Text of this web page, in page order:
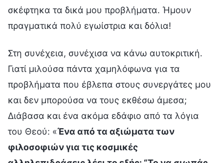
σκέφτηκα τα δικά μου προβλήματα. Ήμουν
πραγματικά πολύ εγωίστρια και δόλια!
Στη συνέχεια, συνέχισα να κάνω αυτοκριτική.
Γιατί μιλούσα πάντα χαμηλόφωνα για τα
προβλήματα που έβλεπα στους συνεργάτες μου
και δεν μπορούσα να τους εκθέσω άμεσα;
Διάβασα και ένα ακόμα εδάφιο από τα λόγια
του Θεού: «Ένα από τα αξιώματα των
φιλοσοφιών για τις κοσμικές